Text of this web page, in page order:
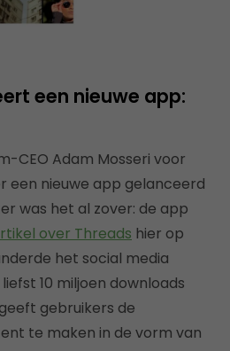
een nieuwe app:
CEO Adam Mosseri voor
een nieuwe app gelanceerd
was het al zover: de app
over Threads hier op
het social media
10 miljoen downloads
gebruikers de
te maken in de vorm van